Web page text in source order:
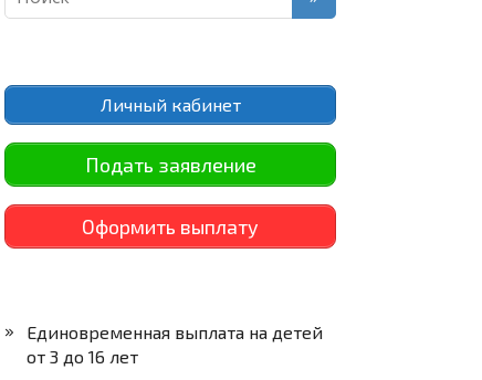
Личный кабинет
Подать заявление
Оформить выплату
Единовременная выплата на детей
от 3 до 16 лет